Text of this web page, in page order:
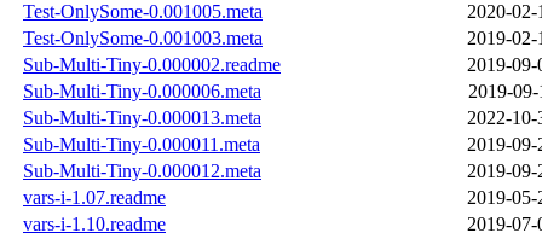
Test-OnlySome-0.001005.meta
2020-02-
Test-OnlySome-0.001003.meta
2019-02-
Sub-Multi-Tiny-0.000002.readme
2019-09-
Sub-Multi-Tiny-0.000006.meta
2019-
Sub-Multi-Tiny-0.000013.meta
2022-10-
Sub-Multi-Tiny-0.000011.meta
2019-09-
Sub-Multi-Tiny-0.000012.meta
2019-09-
vars-i-1.07.readme
2019-05-
vars-i-1.10.readme
2019-07-